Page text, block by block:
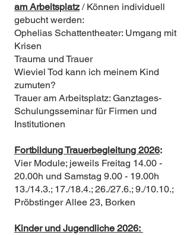
am Arbeitsplatz/ Können individuell
gebucht werden:
Ophelias Schattentheater: Umgang mit
Krisen
Trauma und Trauer
Wieviel Tod kann ich meinem Kind
zumuten?
Trauer am Arbeitsplatz: Ganztages-
Schulungsseminar für Firmen und
Institutionen
Fortbildung Trauerbegleitung 2026:
Vier Module; jeweils Freitag 14.00 -
20.00h und Samstag 9.00 - 19.00h
13./14.3.; 17./18.4.; 26./27.6.; 9./10.10.;
Pröbstinger Allee 23, Borken​
Kinder und Jugendliche 2026: